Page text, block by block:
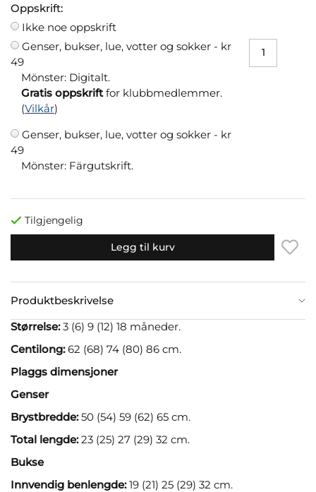
Oppskrift:
Ikke noe oppskrift
Genser, bukser, lue, votter og sokker - kr
49
Mönster: Digitalt.
Gratis oppskriftfor klubbmedlemmer.
(Vilkår)
Genser, bukser, lue, votter og sokker - kr
49
Mönster: Färgutskrift.
Tilgjengelig
Legg til kurv
Produktbeskrivelse
Størrelse:3 (6) 9 (12) 18 måneder.
Centilong:62 (68) 74 (80) 86 cm.
Plaggs dimensjoner
Genser
Brystbredde:50 (54) 59 (62) 65 cm.
Total lengde:23 (25) 27 (29) 32 cm.
Bukse
Innvendig benlengde:19 (21) 25 (29) 32 cm.